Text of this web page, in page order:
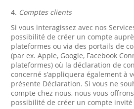
4. Comptes clients
Si vous interagissez avec nos
possibilité de créer un compte
plateformes ou via des portails de
(par ex. Apple, Google, Facebook
plateformes) où la déclaration de
concerné s’appliquera également à
présente Déclaration. Si vous ne
compte chez nous, nous vous
possibilité de créer un compte